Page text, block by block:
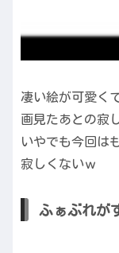
凄い絵が可愛く
画見たあとの寂
いやでも今回は
寂しくないｗ
ふぁぶれが